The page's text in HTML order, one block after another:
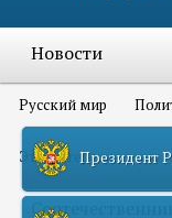
Новости
Русский мир
Это интересно всем
Президент